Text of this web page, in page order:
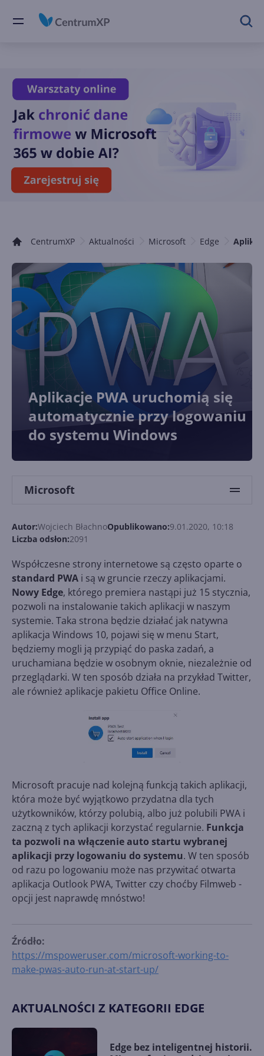
CentrumXP Aktualności Microsoft Edge
Aplikacje PWA uruchomią się
automatycznie przy logowaniu
do systemu Windows
Microsoft
Autor:Wojciech BłachnoOpublikowano:9.01.2020, 10:18
Liczba odsłon:2091
Współczesne strony internetowe są często oparte o
standard PWA i są w gruncie rzeczy aplikacjami.
Nowy Edge, którego premiera nastąpi już 15 stycznia,
pozwoli na instalowanie takich aplikacji w naszym
systemie. Taka strona będzie działać jak natywna
aplikacja Windows 10, pojawi się w menu Start,
będziemy mogli ją przypiąć do paska zadań, a
uruchamiana będzie w osobnym oknie, niezależnie od
przeglądarki. W ten sposób działa na przykład Twitter,
ale również aplikacje pakietu Office Online.
Microsoft pracuje nad kolejną funkcją takich aplikacji,
która może być wyjątkowo przydatna dla tych
użytkowników, którzy polubią, albo już polubili PWA i
zaczną z tych aplikacji korzystać regularnie. Funkcja
ta pozwoli na włączenie auto startu wybranej
aplikacji przy logowaniu do systemu. W ten sposób
od razu po logowaniu może nas przywitać otwarta
aplikacja Outlook PWA, Twitter czy choćby Filmweb -
opcji jest naprawdę mnóstwo!
Źródło:
https://mspoweruser.com/microsoft-working-to-
make-pwas-auto-run-at-start-up/
AKTUALNOŚCI Z KATEGORII EDGE
Edge bez inteligentnej historii.